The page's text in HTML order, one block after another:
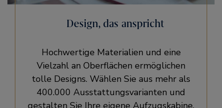
Design, das anspricht
Hochwertige Materialien und eine
Vielzahl an Oberflächen ermöglichen
tolle Designs. Wählen Sie aus mehr als
400.000 Ausstattungsvarianten und
gestalten Sie Ihre eigene Aufzugskabine.